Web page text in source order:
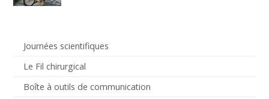
Journées scientifiques
Le Fil chirurgical
Boîte à outils de communication